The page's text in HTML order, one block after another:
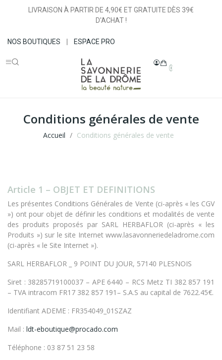
LIVRAISON À PARTIR DE 4,90€ ET GRATUITE DÈS 39€
D'ACHAT !
NOS BOUTIQUES ESPACE PRO
0
Conditions générales de vente
Accueil Conditions générales de vente
Article 1 – OBJET ET DEFINITIONS
Les présentes Conditions Générales de Vente (ci-après « les CGV
») ont pour objet de définir les conditions et modalités de vente
des produits proposés par SARL HERBAFLOR (ci-après « les
Produits ») sur le site Internet www.lasavonneriedeladrome.com
(ci-après « le Site Internet »).
SARL HERBAFLOR _ 9 POINT DU JOUR, 57140 PLESNOIS
Siret : 38285719100037 – APE 6440 – RCS Metz TI 382 857 191
– TVA intracom FR17 382 857 191– S.A.S au capital de 7622.45€.
Identifiant ADEME : FR354049_01SZAZ
Mail : ldt-eboutique@procado.com
Téléphone : 03 87 51 23 58